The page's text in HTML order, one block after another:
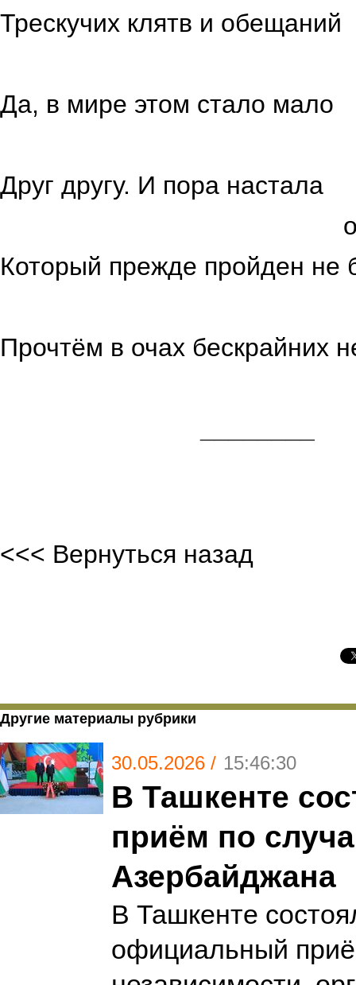
Трескучих клятв и обещаний
Да, в мире этом стало мало
Друг другу. И пора настала
Который прежде пройден не
Прочтём в очах бескрайних
<<< Вернуться назад
Другие материалы рубрики
30.05.2026 / 15:46:30
В Ташкенте
приём по
Азербайджана
В Ташкенте
официальный